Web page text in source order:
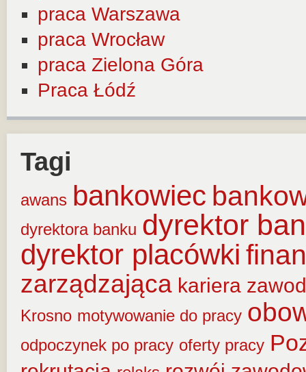
praca Warszawa
praca Wrocław
praca Zielona Góra
Praca Łódź
Tagi
awans bankowiec
dyrektora banku dyrektor
dyrektor placówki
zarządzająca kariera
Krosno motywowanie do pracy
odpoczynek po pracy oferty pracy